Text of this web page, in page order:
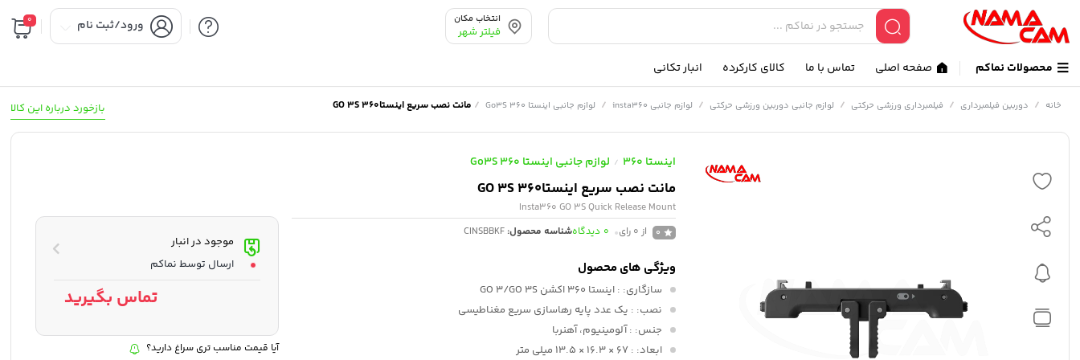
انتخاب مکان
فیلتر شهر ورود/ثبت نام 0
محصولات نماکم صفحه اصلی تماس با ما کالای کارکرده انبار تکانی
بازخورد درباره این کالا خانه / دوربین فیلمبرداری / فیلمبرداری ورزشی حرکتی / لوازم جانبی دوربین ورزشی حرکتی / لوازم جانبی insta360 / لوازم جانبی اینستا 360 Go3S / مانت نصب سریع اینستا360 GO 3S
اینستا 360 / لوازم جانبی اینستا 360 Go3S
مانت نصب سریع اینستا360 GO 3S
Insta360 GO 3S Quick Release Mount
0 از 0 رای 0 دیدگاهشناسه محصول:CINSBBKF
ویژگی های محصول
سازگاری: : اینستا 360 اکشن GO 3/GO 3S
نصب: : یک عدد پایه رهاسازی سریع مغناطیسی
جنس: : آلومینیوم، آهنربا
ابعاد: : 67 × 16.3 × 13.5 میلی متر
موجود در انبار
ارسال توسط نماکم
تماس بگیرید
آیا قیمت مناسب تری سراغ دارید؟